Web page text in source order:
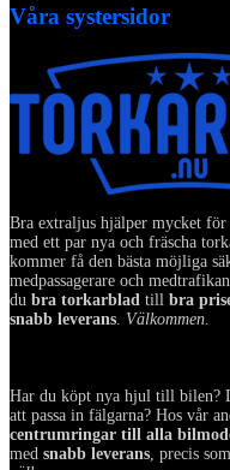
Våra systersidor
Bra extraljus hjälper mycket
med ett par nya och fräscha
kommer få den bästa möjliga
medpassagerare och
du bra torkarblad till bra
snabb leverans Välkommen.
Har du köpt nya hjul till bilen?
att passa in fälgarna? Hos vår
centrumringar till alla
med snabb leverans , precis